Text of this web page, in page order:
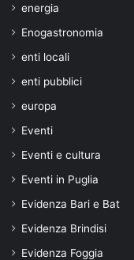
energia
Enogastronomia
enti locali
enti pubblici
europa
Eventi
Eventi e cultura
Eventi in Puglia
Evidenza Bari e Bat
Evidenza Brindisi
Evidenza Foggia